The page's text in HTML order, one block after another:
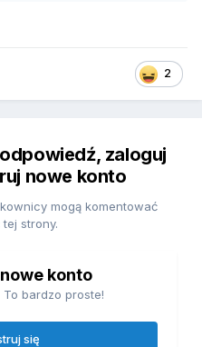
2
zaloguj
nowe konto
mogą komentować
strony.
konto
To bardzo proste!
się